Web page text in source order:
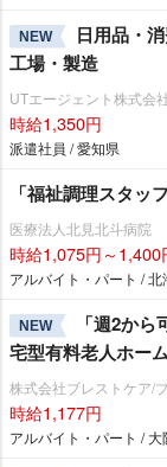
NEW
日用品・
工場・製造
UTエージェント株式会
時給1,350円
派遣社員 / 愛知県
「福祉調理スタッ
医療法人北見北斗病院
時給1,075円～1,400
アルバイト・パート / 北
NEW
「週2か
宅型有料老人ホー
株式会社ブレストケア/
時給1,177円
アルバイト・パート / 大